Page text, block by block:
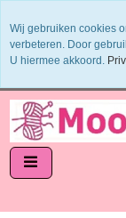
Garens worden uit 1
Veilig online betalen
Wij gebruiken cookies
verbeteren. Door
U hiermee akkoord.